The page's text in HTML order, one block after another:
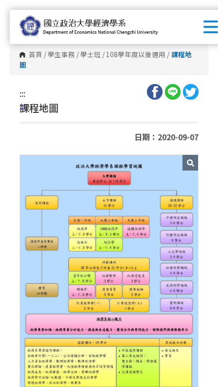
跳
到
主
要
內
區
塊
首頁 /學生事務 /學士班 / 108學年度以後適用 / 課程地
圖
:::
:::
課程地圖
日期：2020-09-07